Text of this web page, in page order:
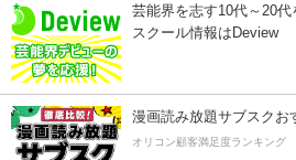
芸能界を志す10代～20代
スクール情報はDeview
漫画読み放題サブスクお
オリコン顧客満足度ランキング